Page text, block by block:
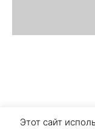
Этот сайт